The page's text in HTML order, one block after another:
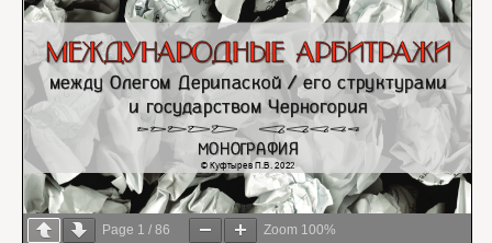
Page 1 / 86 Zoom 100%